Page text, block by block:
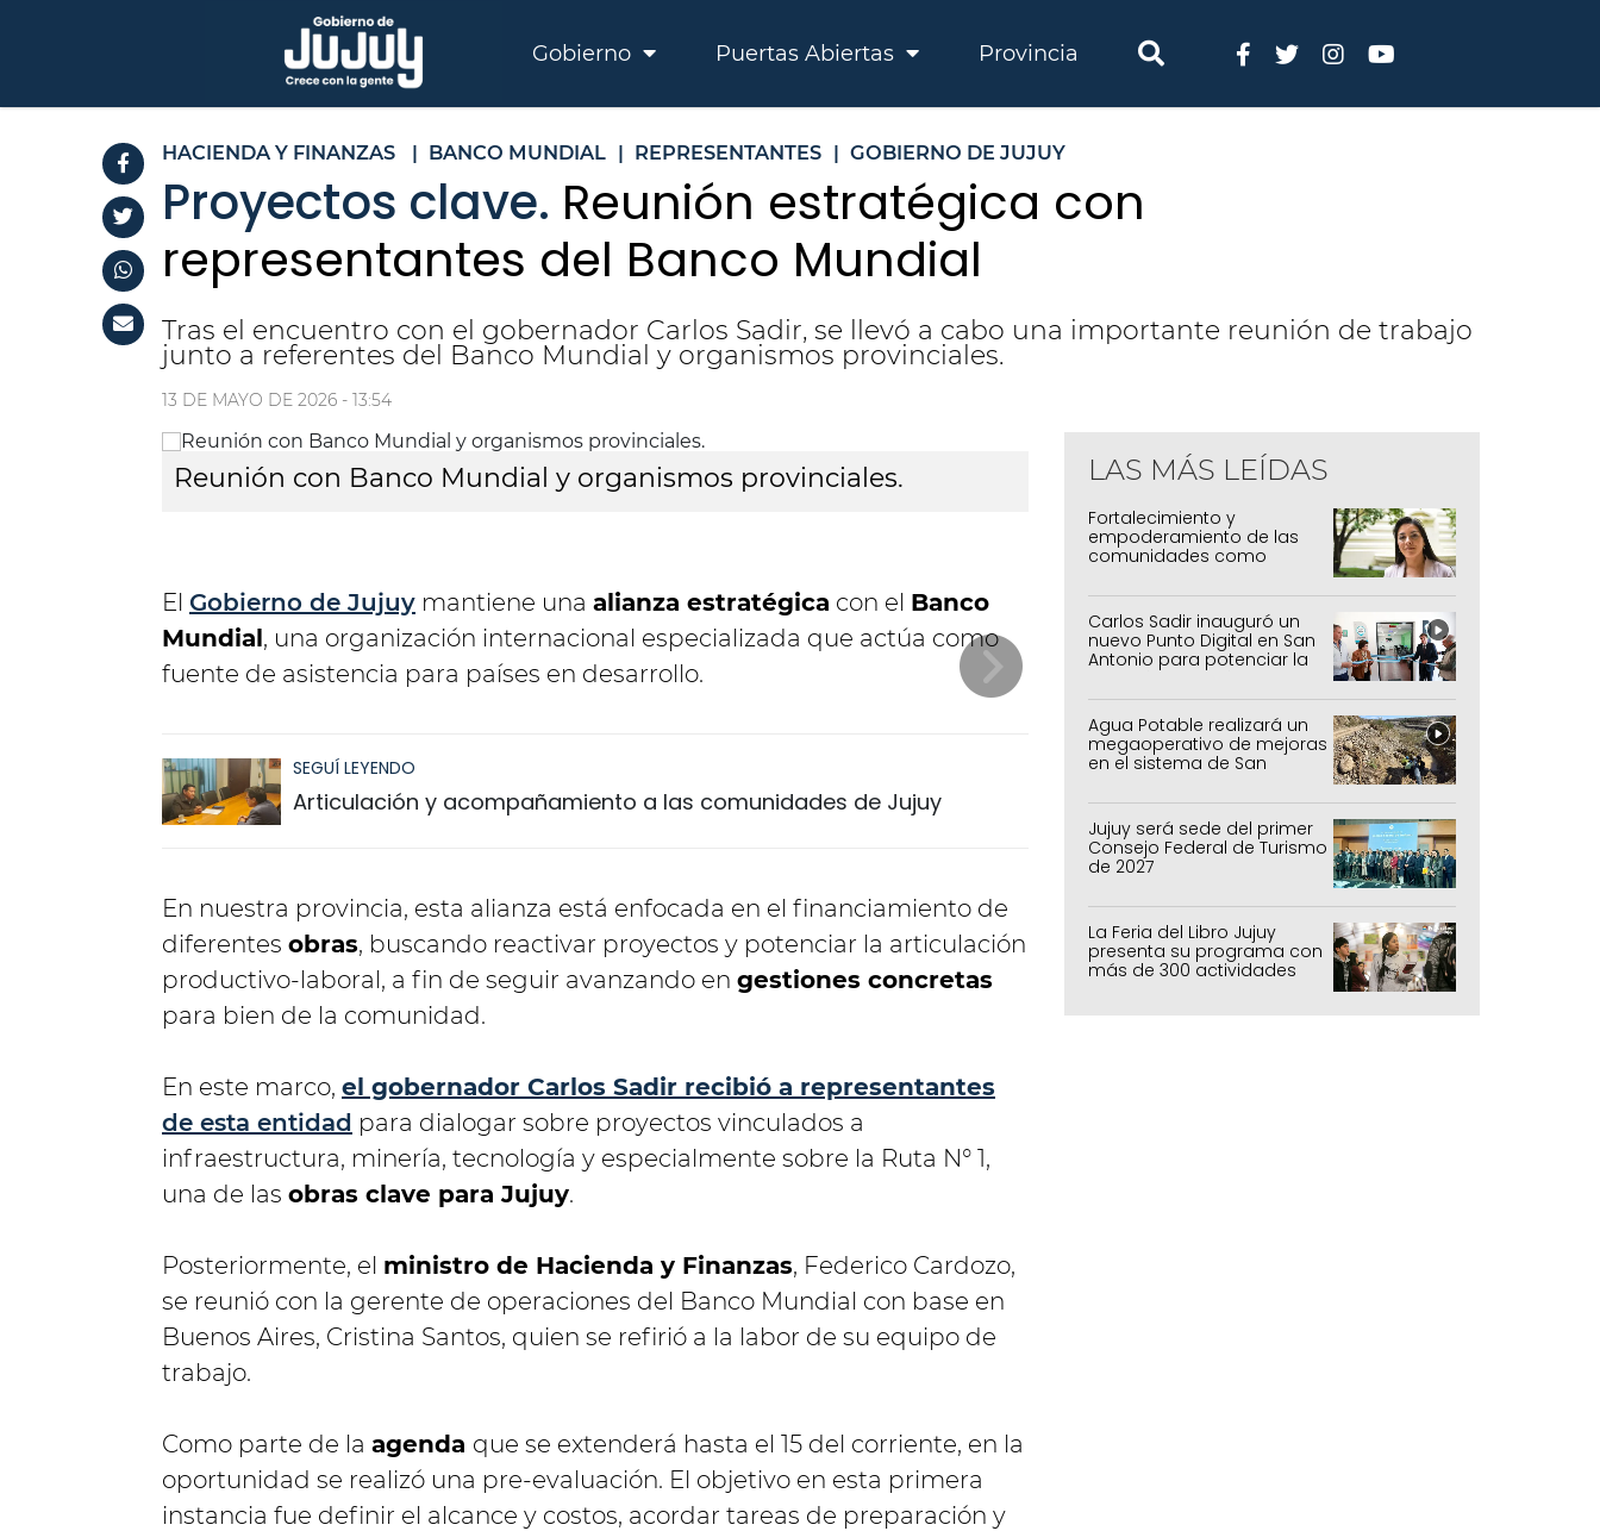
Gobierno Puertas Abiertas Provincia
HACIENDA Y FINANZAS | BANCO MUNDIAL | REPRESENTANTES | GOBIERNO DE JUJUY
Proyectos clave. Reunión estratégica con
representantes del Banco Mundial
Tras el encuentro con el gobernador Carlos Sadir, se llevó a cabo una importante reunión de trabajo
junto a referentes del Banco Mundial y organismos provinciales.
13 DE MAYO DE 2026 - 13:54
Reunión con Banco Mundial y organismos provinciales. Reunión con representantes del Banco
El Gobierno de Jujuy mantiene una alianza estratégica con el Banco
Mundial, una organización internacional especializada que actúa como
fuente de asistencia para países en desarrollo.
SEGUÍ LEYENDO
Articulación y acompañamiento a las comunidades de Jujuy
En nuestra provincia, esta alianza está enfocada en el financiamiento de
diferentes obras, buscando reactivar proyectos y potenciar la articulación
productivo-laboral, a fin de seguir avanzando en gestiones concretas
para bien de la comunidad.
En este marco, el gobernador Carlos Sadir recibió a representantes
de esta entidad para dialogar sobre proyectos vinculados a
infraestructura, minería, tecnología y especialmente sobre la Ruta N° 1,
una de las obras clave para Jujuy.
Posteriormente, el ministro de Hacienda y Finanzas, Federico Cardozo,
se reunió con la gerente de operaciones del Banco Mundial con base en
Buenos Aires, Cristina Santos, quien se refirió a la labor de su equipo de
trabajo.
Como parte de la agenda que se extenderá hasta el 15 del corriente, en la
oportunidad se realizó una pre-evaluación. El objetivo en esta primera
instancia fue definir el alcance y costos, acordar tareas de preparación y
LAS MÁS LEÍDAS
Fortalecimiento y
empoderamiento de las
comunidades como
Carlos Sadir inauguró un
nuevo Punto Digital en San
Antonio para potenciar la
inclusión tecnológica
Agua Potable realizará un
megaoperativo de mejoras
en el sistema de San
Jujuy será sede del primer
Consejo Federal de Turismo
de 2027
La Feria del Libro Jujuy
presenta su programa con
más de 300 actividades